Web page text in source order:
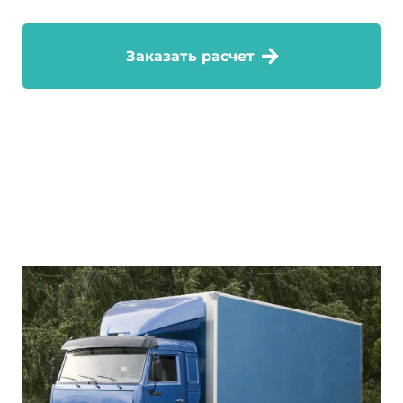
Заказать расчет